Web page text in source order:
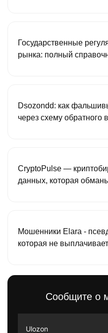
Государственные
рынка: полный
Dsozondd: как
через схему обратного
CryptoPulse —
данных, которая
Мошенники Elara -
которая не
Сообщите о